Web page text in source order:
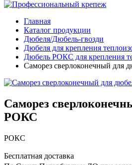
Главная
Каталог продукции
Дюбеля/Дюбель-гвозди
Дюбеля для крепления
Дюбель РОКС для крепления
Саморез сверлоконечный для
Саморез
РОКС
РОКС
Бесплатная доставка